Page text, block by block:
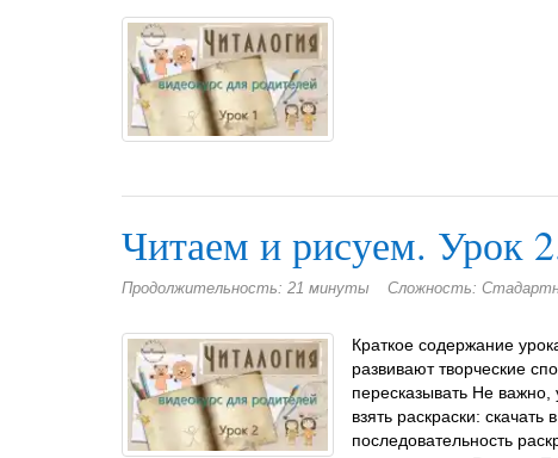
Читаем и рисуем. Урок
Продолжительность: 21 минуты Сложность:
Краткое содержание
развивают творческие
пересказывать Не важно,
взять раскраски:
последовательность